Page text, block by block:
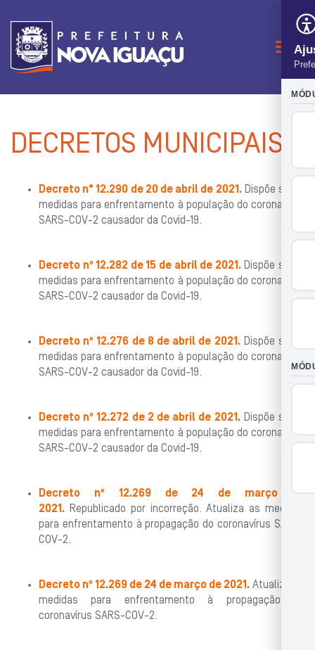
DECRETOS MUNICIPAIS
Decreto n° 12.290 de 20 de abril de 2021.Dispõe sobre
medidas para enfrentamento à população do coronavírus
SARS-COV-2 causador da Covid-19.
Decreto nº 12.282 de 15 de abril de 2021.Dispõe sobre
medidas para enfrentamento à população do coronavírus
SARS-COV-2 causador da Covid-19.
Decreto nº 12.276 de 8 de abril de 2021.Dispõe sobre
medidas para enfrentamento à população do coronavírus
SARS-COV-2 causador da Covid-19.
Decreto nº 12.272 de 2 de abril de 2021.Dispõe sobre
medidas para enfrentamento à população do coronavírus
SARS-COV-2 causador da Covid-19.
Decreto nº 12.269 de 24 de março de
2021. Republicado por incorreção. Atualiza as medidas
para enfrentamento à propagação do coronavírus SARS-
COV-2.
Decreto nº 12.269 de 24 de março de 2021 . Atualiza as
medidas para enfrentamento à propagação do
coronavírus SARS-COV-2.